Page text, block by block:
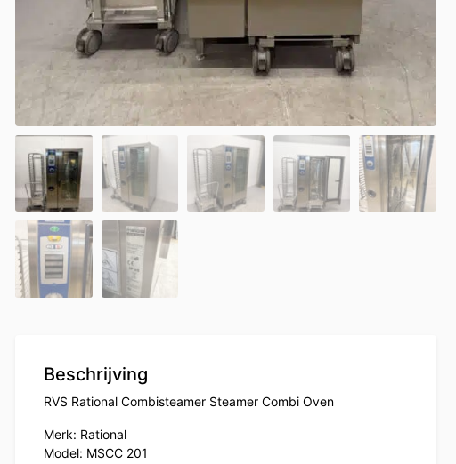
Beschrijving
RVS Rational Combisteamer Steamer Combi Oven
Merk: Rational
Model: MSCC 201